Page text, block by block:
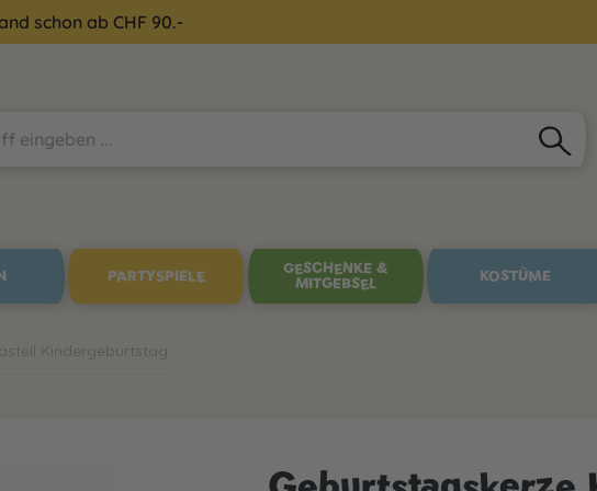
schon ab CHF 90.-
PARTYSPIELE
GESCHENKE &
MITGEBSEL
KOSTÜME
Kindergeburtstag